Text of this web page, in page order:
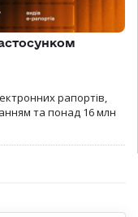
рапортів,
та понад 16 млн